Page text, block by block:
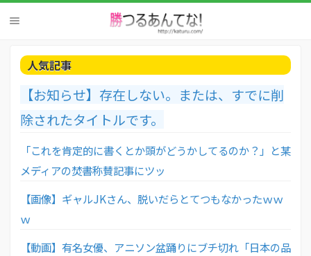
人気記事
【お知らせ】存在しない。または、すでに削
除されたタイトルです。
「これを肯定的に書くとか頭がどうかしてるのか？」と某
メディアの焚書称賛記事にツッ
【画像】ギャルJKさん、脱いだらとてつもなかったｗｗ
ｗ
【動画】有名女優、アニソン盆踊りにブチ切れ「日本の品